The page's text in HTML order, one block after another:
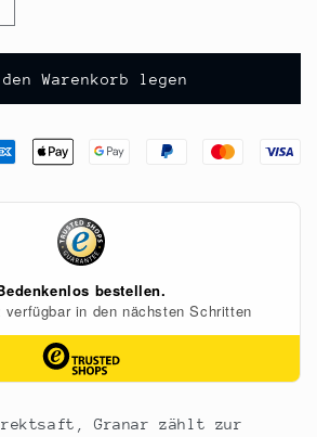
Warenkorb legen
Granar zählt zur